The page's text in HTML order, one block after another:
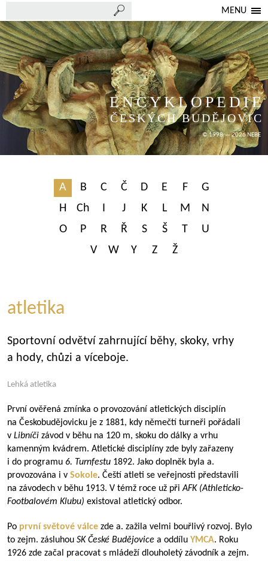
MENU
ENCYKLOPEDIE
ČESKÝCH BUDĚJOVIC
© 1998 — 2026 NEBE
A B C Č D E F
G
H
Ch I J K L M
N
O
P R Ř S Š T
U
V
W Y Z Ž
atletika
Sportovní odvětví zahrnující běhy, skoky, vrhy
a hody, chůzi a víceboje.
Lehká atletika
První ověřená zmínka o provozování atletických disciplín
na Českobudějovicku je z 1881, kdy němečtí turneři pořádali
v Libníči závod v běhu na 120 m, skoku do dálky a vrhu
kamenným kvádrem. Atletické disciplíny zde byly zařazeny
i do programu 6. Turnfestu 1892. Jako doplněk byla a.
provozována i v Sokole. Čeští atleti se veřejnosti představili
na závodech v běhu 1913. V témž roce už přiAFK (Athleticko-
Footbalovém Klubu) existoval atletický odbor.
Po první světové válce zde a. zažila velmi bouřlivý rozvoj. Bylo
to zejm. zásluhou SK České Budějovice a oddílu YMCA. Roku
1926 zde začal pracovat s mládeží dlouholetý závodník a zejm.